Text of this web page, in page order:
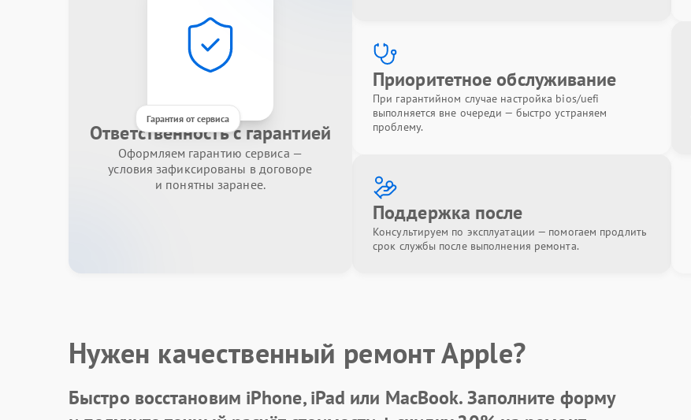
Гарантия от сервиса
Ответственность с гарантией
Оформляем гарантию сервиса —
условия зафиксированы в договоре
и понятны заранее.
Приоритетное обслуживание
При гарантийном случае настройка bios/uefi
выполняется вне очереди — быстро устраняем
проблему.
Поддержка после
Консультируем по эксплуатации — помогаем продлить
срок службы после выполнения ремонта.
Нужен качественный ремонт Apple?
Быстро восстановим iPhone, iPad или MacBook.Заполните форму